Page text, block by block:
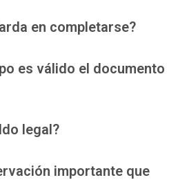
en completarse?
es válido el documento
legal?
importante que